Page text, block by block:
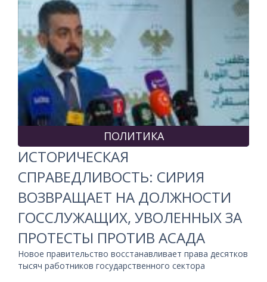
ПОЛИТИКА
ИСТОРИЧЕСКАЯ
СПРАВЕДЛИВОСТЬ: СИРИЯ
ВОЗВРАЩАЕТ НА ДОЛЖНОСТИ
ГОССЛУЖАЩИХ, УВОЛЕННЫХ ЗА
ПРОТЕСТЫ ПРОТИВ АСАДА
Новое правительство восстанавливает права десятков
тысяч работников государственного сектора